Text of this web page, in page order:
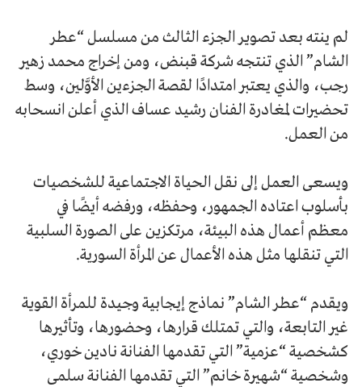
لم ينته بعد تصوير الجزء الثالث من مسلسل “عطر
الشام” الذي تنتجه شركة قبنض، ومن إخراج محمد زهير
رجب، والذي يعتبر امتدادًا لقصة الجزءين الأوَّلين، وسط
تحضيرات لمغادرة الفنان رشيد عساف الذي أعلن انسحابه
من العمل.
ويسعى العمل إلى نقل الحياة الاجتماعية للشخصيات
بأسلوب اعتاده الجمهور، وحفظه، ورفضه أيضًا في
معظم أعمال هذه البيئة، مرتكزين على الصورة السلبية
التي تنقلها مثل هذه الأعمال عن المرأة السورية.
ويقدم “عطر الشام” نماذج إيجابية وجيدة للمرأة القوية
غير التابعة، والتي تمتلك قرارها، وحضورها، وتأثيرها
كشخصية “عزمية” التي تقدمها الفنانة نادين خوري،
وشخصية “شهيرة خانم” التي تقدمها الفنانة سلمى